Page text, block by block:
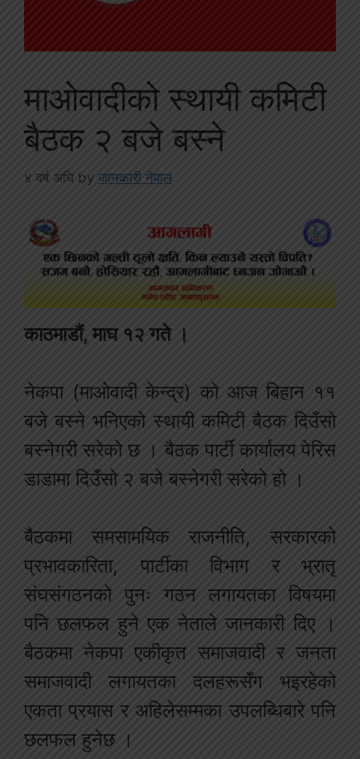
माओवादीको स्थायी कमिटी
बैठक २ बजे बस्ने
४ वर्ष अघि by जानकारी नेपाल
काठमाडौं, माघ १२ गते ।
नेकपा (माओवादी केन्द्र) को आज बिहान ११
बजे बस्ने भनिएको स्थायी कमिटी बैठक दिउँसो
बस्नेगरी सरेको छ । बैठक पार्टी कार्यालय पेरिस
डाडामा दिउँसो २ बजे बस्नेगरी सरेको हो ।
बैठकमा समसामयिक राजनीति, सरकारको
प्रभावकारिता, पार्टीका विभाग र भ्रातृ
संघसंगठनको पुनः गठन लगायतका विषयमा
पनि छलफल हुने एक नेताले जानकारी दिए ।
बैठकमा नेकपा एकीकृत समाजवादी र जनता
समाजवादी लगायतका दलहरूसँग भइरहेको
एकता प्रयास र अहिलेसम्मका उपलब्धिबारे पनि
छलफल हुनेछ ।